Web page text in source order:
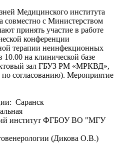
Медицинского института
совместно с Министерством
принять участие в работе
конференции
терапии неинфекционных
10.00 на клинической базе
зал ГБУЗ РМ «МРКВД»,
по согласованию). Мероприятие
Саранск
институт ФГБОУ ВО "МГУ
(Дикова О.В.)